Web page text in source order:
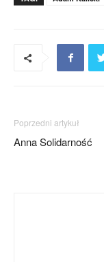
Poprzedni artykuł
Anna Solidarność